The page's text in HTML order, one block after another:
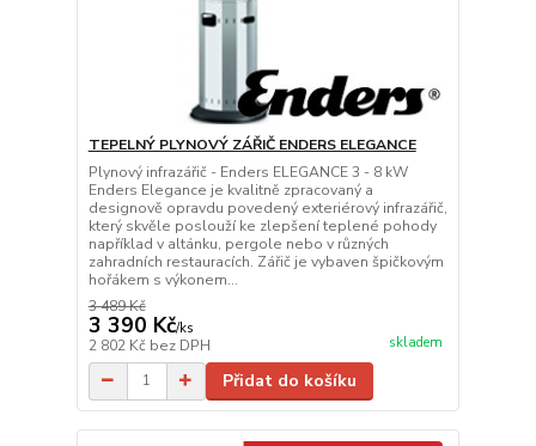
TEPELNÝ PLYNOVÝ ZÁŘIČ ENDERS ELEGANCE
Plynový infrazářič - Enders ELEGANCE 3 - 8 kW
Enders Elegance je kvalitně zpracovaný a
designově opravdu povedený exteriérový infrazářič,
který skvěle poslouží ke zlepšení teplené pohody
například v altánku, pergole nebo v různých
zahradních restauracích. Zářič je vybaven špičkovým
hořákem s výkonem...
3 489 Kč
3 390 Kč/ks
2 802 Kč bez DPH skladem
Přidat do košíku